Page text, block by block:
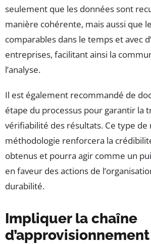
seulement que les données sont
manière cohérente, mais aussi que
comparables dans le temps et avec
entreprises, facilitant ainsi la
l’analyse.
Il est également recommandé de
étape du processus pour garantir la
vérifiabilité des résultats. Ce type de
méthodologie renforcera la
obtenus et pourra agir comme un
en faveur des actions de
durabilité.
Impliquer la chaîne
d’approvisionnement